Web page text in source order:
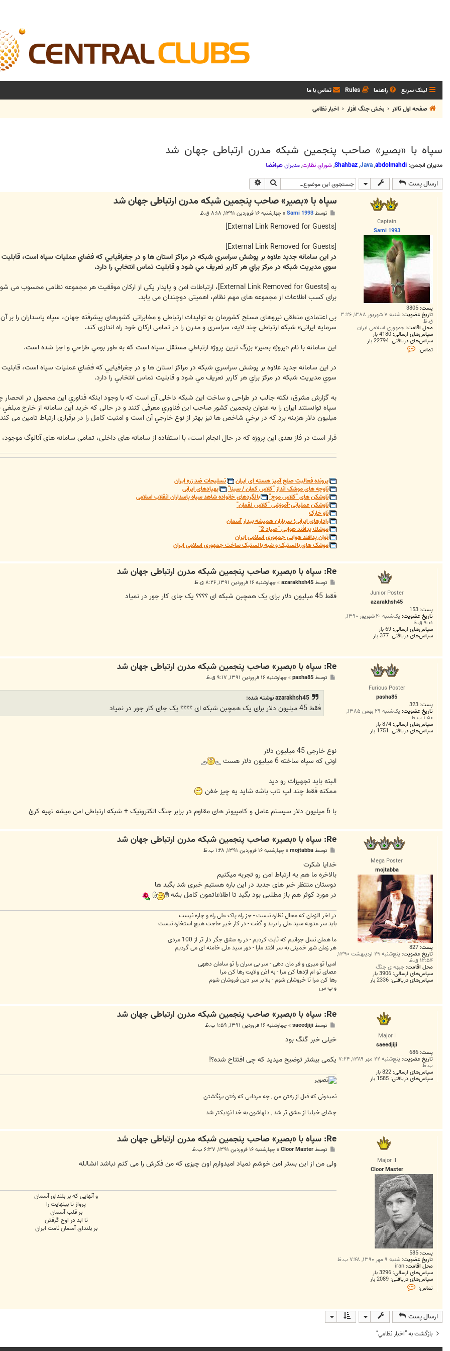
لینک سریع راهنما Rules تماس با ما
صفحه اول تالار
بخش جنگ افزار اخبار نظامي
سپاه با «بصیر» صاحب پنجمین شبکه مدرن ارتباطی جهان شد
مدیران انجمن: abdolmahdi
,
Java
,
Shahbaz
,شوراي نظارت,مديران هوافضا
ارسال پست جستجو
Captain
Sami 1993
پست: 3805
تاریخ عضویت: شنبه ۷ شهریور ۱۳۸۸, ۳:۲۶
ق.ظ
محل اقامت: جمهوری اسلامی ایران
سپاس‌های ارسالی: 4180 بار
سپاس‌های دریافتی: 22794 بار
تماس:
ت
سپاه با «بصیر» صاحب پنجمین شبکه مدرن ارتباطی جهان شد
ت
توسطSami 1993
»چهارشنبه ۱۶ فروردین ۱۳۹۱, ۸:۱۸ ق.ظ
[External Link Removed for Guests]
[External Link Removed for Guests]
در این سامانه جديد علاوه بر پوشش سراسري شبكه در مراكز استان ها و در جغرافيايي كه فضاي عمليات سپاه است،
سوي مديريت شبكه در مركز براي هر كاربر تعريف مي شود و قابليت تماس انتخابي را دارد.
به [External Link Removed for Guests]
، ارتباطات امن و پایدار یکی از ارکان موفقیت هر مجموعه نظامی محسوب
برای کسب اطلاعات از مجموعه های مهم نظام، اهمیتی دوچندان می یابد.
بی اعتمادی منطقی نیروهای مسلح کشورمان به تولیدات ارتباطی و مخابراتی کشورهای پیشرفته جهان، سپاه پاسداران را
سرمایه ایرانی» شبکه ارتباطی چند لایه، سراسری و مدرن را در تمامی ارکان خود راه اندازی کند.
این سامانه با نام «پروژه بصير» بزرگ ترين پروژه ارتباطي مستقل سپاه است كه به طور بومي طراحي و اجرا شده است.
در این سامانه جديد علاوه بر پوشش سراسري شبكه در مراكز استان ها و در جغرافيايي كه فضاي عمليات سپاه است،
سوي مديريت شبكه در مركز براي هر كاربر تعريف مي شود و قابليت تماس انتخابي را دارد.
به گزارش مشرق، نکته جالب در طراحی و ساخت این شبکه داخلی آن است که با وجود اينكه فناوري اين محصول در انحصار
ميليون دلار هزينه برد كه در برخي شاخص ها نیز بهتر از نوع خارجي آن است و امنیت کامل را در برقراری ارتباط تامین می
قرار است در فاز بعدی این پروژه که در حال انجام است، با استفاده از سامانه های داخلی، تمامی سامانه های آنالوگ
پرونده فعالیت صلح آمیز هسته ای ایران
تسلیحات ضد زره ایران
ناوچه های موشک انداز "کلاس کمان / سینا"
پهپادهای ایرانی
ناوشکن های "کلاس موج"
بالگردهای خانواده شاهد سپاه پاسداران انقلاب اسلامی
ناوشکن عملیاتی-آموزشی "کلاس لقمان"
ناو خارک
رادارهای ایرانی؛ سربازان همیشه بیدار آسمان
موشك پدافند هوايي "صياد 2"
توان پدافند هوایی جمهوری اسلامی ایران
موشک های بالستیک و شبه بالستیک ساخت جمهوری اسلامی ایران
Junior Poster
azarakhsh45
پست: 153
تاریخ عضویت: یک‌شنبه ۲۰ شهریور ۱۳۹۰,
۹:۰۱ ق.ظ
سپاس‌های ارسالی: 69 بار
سپاس‌های دریافتی: 377 بار
Re: سپاه با «بصیر» صاحب پنجمین شبکه مدرن ارتباطی جهان شد
ت
توسطazarakhsh45
»چهارشنبه ۱۶ فروردین ۱۳۹۱, ۸:۲۶ ق.ظ
فقط 45 مبلیون دلار برای یک همچبن شبکه ای ؟؟؟؟ یک جای کار جور در نمیاد
Furious Poster
pasha85
پست: 323
تاریخ عضویت: یک‌شنبه ۲۹ بهمن ۱۳۸۵,
۱:۵۰ ب.ظ
سپاس‌های ارسالی: 874 بار
سپاس‌های دریافتی: 1751 بار
Re: سپاه با «بصیر» صاحب پنجمین شبکه مدرن ارتباطی جهان شد
توسطpasha85
»چهارشنبه ۱۶ فروردین ۱۳۹۱, ۹:۱۷ ق.ظ
azarakhsh45 نوشته شده:
فقط 45 مبلیون دلار برای یک همچبن شبکه ای ؟؟؟؟ یک جای کار جور در نمیاد
نوع خارجی 45 میلیون دلار
اونی که سپاه ساخته 6 میلیون دلار هست
البته باید تجهیزات رو دید
ممکنه فقط چند لپ تاب باشه شاید یه چیز خفن
با 6 میلیون دلار سیستم عامل و کامپیوتر های مقاوم در برابر جنگ الکترونیک + شبکه ارتباطی امن میشه تهیه کرئ
Mega Poster
mojtabba
پست: 827
تاریخ عضویت: پنج‌شنبه ۲۹ اردیبهشت ۱۳۹۰,
۱۲:۵۴ ق.ظ
محل اقامت: جبهه ی جنگ
سپاس‌های ارسالی: 3906 بار
سپاس‌های دریافتی: 2336 بار
Re: سپاه با «بصیر» صاحب پنجمین شبکه مدرن ارتباطی جهان شد
ت
توسطmojtabba
»چهارشنبه ۱۶ فروردین ۱۳۹۱, ۱:۲۸ ب.ظ
خدایا شکرت
بالاخره ما هم یه ارتباط امن رو تجربه میکنیم
دوستان منتظر خبر های جدید در این باره هستیم خبری شد بگید ها
در مورد کوثر هم باز مطلبی بود بگید تا اطلاعاتمون کامل بشه
در اخر الزمان که مجال نظاره نیست - جز راه پاک علی راه و چاره نیست
باید سر عدویه سید علی را برید و گفت - در کار خیر حاجت هیچ استخاره نیست
ما همان نسل جوانیم که ثابت کردیم - در ره عشق جگر دار تر از 100 مردی
هر زمان شور خمینی به سر افتد مارا - دور سید علی خامنه ای می گردیم
امیرا تو میری و فر مان دهی - سر بی سران را تو سامان دههی
عصای تو ام اژدها کن مرا - به اذن ولایت رها کن مرا
رها کن مرا تا خروشان شوم - بلا بر سر دین فروشان شوم
و پ س
Major I
saeedjiji
پست: 686
تاریخ عضویت: پنج‌شنبه ۲۲ مهر ۱۳۸۹, ۷:۲۴
ب.ظ
سپاس‌های ارسالی: 822 بار
سپاس‌های دریافتی: 1585 بار
Re: سپاه با «بصیر» صاحب پنجمین شبکه مدرن ارتباطی جهان شد
ت
توسطsaeedjiji
»چهارشنبه ۱۶ فروردین ۱۳۹۱, ۱:۵۹ ب.ظ
خیلی خبر گنگ بود
یکمی بیشتر توضیح میدید که چی افتتاح شده؟!
نمیدونی که قبل از رفتن من , چه مردایی که رفتن برنگشتن
چشای خیلیا از عشق تر شد , دلهاشون به خدا نزدیکتر شد
Major II
Cloor Master
پست: 585
تاریخ عضویت: شنبه ۹ مهر ۱۳۹۰, ۷:۴۸ ب.ظ
محل اقامت:
سپاس‌های ارسالی: 3296 بار
سپاس‌های دریافتی: 2089 بار
تماس:
ت
C
l
o
o
r
Re: سپاه با «بصیر» صاحب پنجمین شبکه مدرن ارتباطی جهان شد
ت
توسطCloor Master
»چهارشنبه ۱۶ فروردین ۱۳۹۱, ۶:۳۷ ب.ظ
ولی من از این بستر امن خوشم نمیاد امیدوارم اون چیزی که من فکرش را می کنم نباشد انشالله
و آنهایی که بر بلندای آسمان
پرواز تا بینهایت را
بر قلب آسمان
تا ابد در اوج گرفتن
بر بلندای آسمان نامت ایران
ارسال پست
بازگشت به “اخبار نظامي”